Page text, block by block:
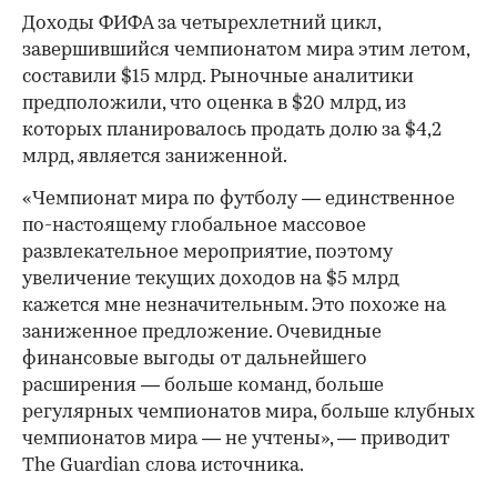
Доходы ФИФА за четырехлетний цикл,
завершившийся чемпионатом мира этим летом,
составили $15 млрд. Рыночные аналитики
предположили, что оценка в $20 млрд, из
которых планировалось продать долю за $4,2
млрд, является заниженной.
«Чемпионат мира по футболу — единственное
по-настоящему глобальное массовое
развлекательное мероприятие, поэтому
увеличение текущих доходов на $5 млрд
кажется мне незначительным. Это похоже на
заниженное предложение. Очевидные
финансовые выгоды от дальнейшего
расширения — больше команд, больше
регулярных чемпионатов мира, больше клубных
чемпионатов мира — не учтены», — приводит
The Guardian слова источника.